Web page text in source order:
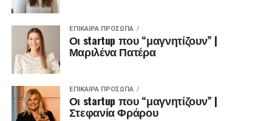
ΕΠΊΚΑΙΡΑ ΠΡΌΣΩΠΑ
Οι startup που “μαγνητίζουν” |
Μαριλένα Πατέρα
ΕΠΊΚΑΙΡΑ ΠΡΌΣΩΠΑ
Οι startup που “μαγνητίζουν” |
Στεφανία Φράρου